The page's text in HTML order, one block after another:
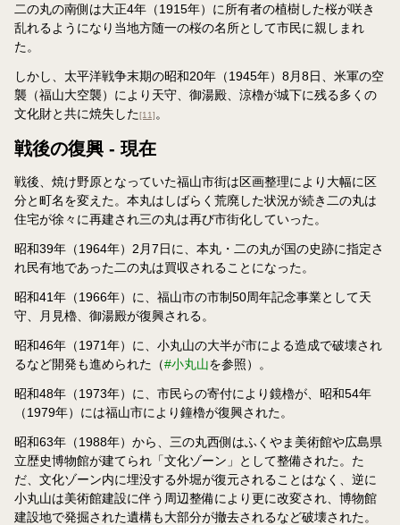
二の丸の南側は大正4年（1915年）に所有者の植樹した桜が咲き
乱れるようになり当地方随一の桜の名所として市民に親しまれ
た。
しかし、太平洋戦争末期の昭和20年（1945年）8月8日、米軍の空
襲（福山大空襲）により天守、御湯殿、涼櫓が城下に残る多くの
文化財と共に焼失した[11] 。
戦後の復興 - 現在
戦後、焼け野原となっていた福山市街は区画整理により大幅に区
分と町名を変えた。本丸はしばらく荒廃した状況が続き二の丸は
住宅が徐々に再建され三の丸は再び市街化していった。
昭和39年（1964年）2月7日に、本丸・二の丸が国の史跡に指定さ
れ民有地であった二の丸は買収されることになった。
昭和41年（1966年）に、福山市の市制50周年記念事業として天
守、月見櫓、御湯殿が復興される。
昭和46年（1971年）に、小丸山の大半が市による造成で破壊され
るなど開発も進められた（#小丸山を参照）。
昭和48年（1973年）に、市民らの寄付により鏡櫓が、昭和54年
（1979年）には福山市により鐘櫓が復興された。
昭和63年（1988年）から、三の丸西側はふくやま美術館や広島県
立歴史博物館が建てられ「文化ゾーン」として整備された。た
だ、文化ゾーン内に埋没する外堀が復元されることはなく、逆に
小丸山は美術館建設に伴う周辺整備により更に改変され、博物館
建設地で発掘された遺構も大部分が撤去されるなど破壊された。